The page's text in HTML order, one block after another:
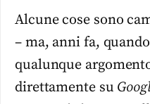
Alcune cose sono
– ma, anni fa,
qualunque
direttamente su